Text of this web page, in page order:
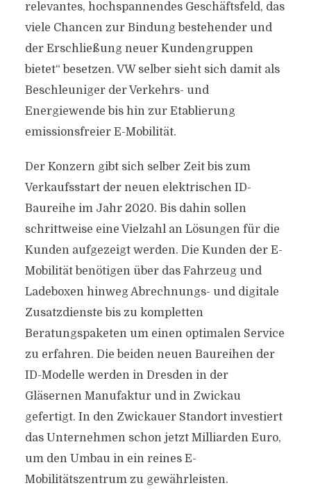
relevantes, hochspannendes Geschäftsfeld, das
viele Chancen zur Bindung bestehender und
der Erschließung neuer Kundengruppen
bietet“ besetzen. VW selber sieht sich damit als
Beschleuniger der Verkehrs- und
Energiewende bis hin zur Etablierung
emissionsfreier E-Mobilität.
Der Konzern gibt sich selber Zeit bis zum
Verkaufsstart der neuen elektrischen ID-
Baureihe im Jahr 2020. Bis dahin sollen
schrittweise eine Vielzahl an Lösungen für die
Kunden aufgezeigt werden. Die Kunden der E-
Mobilität benötigen über das Fahrzeug und
Ladeboxen hinweg Abrechnungs- und digitale
Zusatzdienste bis zu kompletten
Beratungspaketen um einen optimalen Service
zu erfahren. Die beiden neuen Baureihen der
ID-Modelle werden in Dresden in der
Gläsernen Manufaktur und in Zwickau
gefertigt. In den Zwickauer Standort investiert
das Unternehmen schon jetzt Milliarden Euro,
um den Umbau in ein reines E-
Mobilitätszentrum zu gewährleisten.